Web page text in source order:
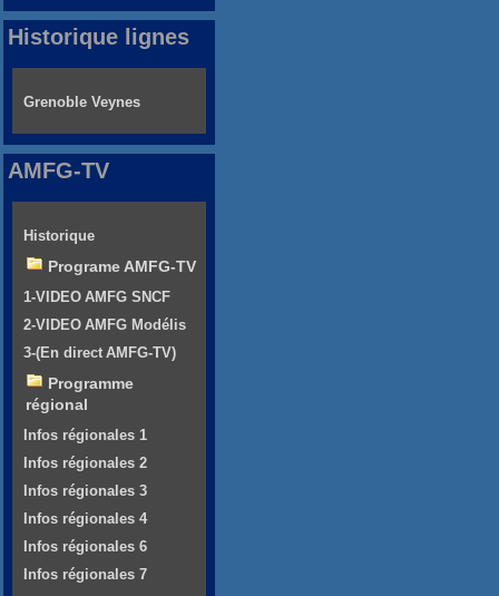
Historique lignes
Grenoble Veynes
AMFG-TV
Historique
Programe AMFG-TV
1-VIDEO AMFG SNCF
2-VIDEO AMFG Modélis
3-(En direct AMFG-TV)
Programme
régional
Infos régionales 1
Infos régionales 2
Infos régionales 3
Infos régionales 4
Infos régionales 6
Infos régionales 7